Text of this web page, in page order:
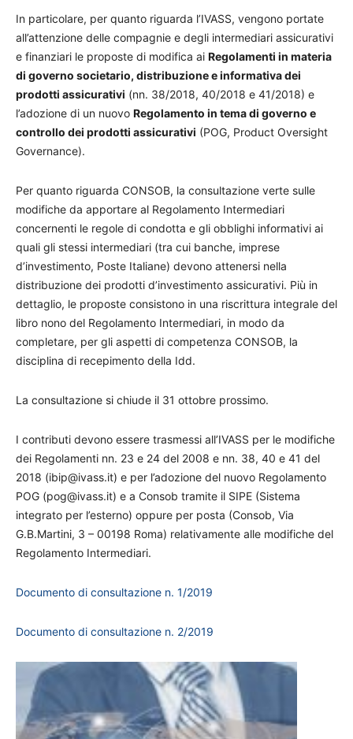
In particolare, per quanto riguarda l’IVASS, vengono portate
all’attenzione delle compagnie e degli intermediari assicurativi
e finanziari le proposte di modifica ai Regolamenti in materia
di governo societario, distribuzione e informativa dei
prodotti assicurativi (nn. 38/2018, 40/2018 e 41/2018) e
l’adozione di un nuovo Regolamento in tema di governo e
controllo dei prodotti assicurativi (POG, Product Oversight
Governance).
Per quanto riguarda CONSOB, la consultazione verte sulle
modifiche da apportare al Regolamento Intermediari
concernenti le regole di condotta e gli obblighi informativi ai
quali gli stessi intermediari (tra cui banche, imprese
d’investimento, Poste Italiane) devono attenersi nella
distribuzione dei prodotti d’investimento assicurativi. Più in
dettaglio, le proposte consistono in una riscrittura integrale del
libro nono del Regolamento Intermediari, in modo da
completare, per gli aspetti di competenza CONSOB, la
disciplina di recepimento della Idd.
La consultazione si chiude il 31 ottobre prossimo.
I contributi devono essere trasmessi all’IVASS per le modifiche
dei Regolamenti nn. 23 e 24 del 2008 e nn. 38, 40 e 41 del
2018 (ibip@ivass.it) e per l’adozione del nuovo Regolamento
POG (pog@ivass.it) e a Consob tramite il SIPE (Sistema
integrato per l’esterno) oppure per posta (Consob, Via
G.B.Martini, 3 – 00198 Roma) relativamente alle modifiche del
Regolamento Intermediari.
Documento di consultazione n. 1/2019
Documento di consultazione n. 2/2019